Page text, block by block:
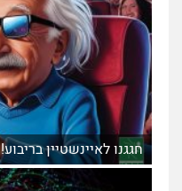
חגגנו לאיינשטיין בריבוע!